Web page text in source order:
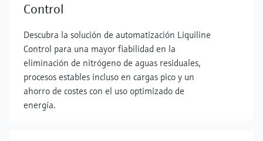
Control
Descubra la solución de automatización Liquiline
Control para una mayor fiabilidad en la
eliminación de nitrógeno de aguas residuales,
procesos estables incluso en cargas pico y un
ahorro de costes con el uso optimizado de
energía.